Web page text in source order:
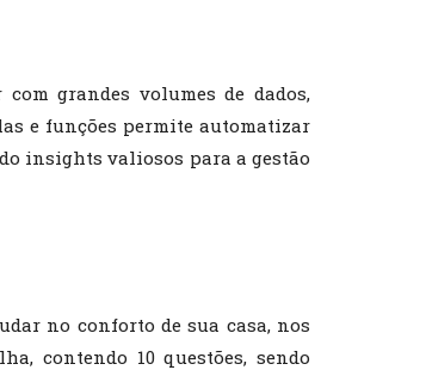
grandes volumes de dados,
e funções permite automatizar
insights valiosos para a gestão
no conforto de sua casa, nos
contendo 10 questões, sendo